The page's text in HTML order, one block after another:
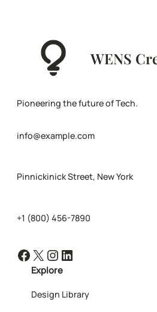
WENS
Pioneering the future of Tech.
info@example.com
Pinnickinick Street, New York
+1 (800) 456-7890
Facebook X Instagram LinkedIn
Explore
Design Library